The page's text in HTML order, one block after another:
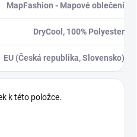
MapFashion - Mapové oblečení
DryCool, 100% Polyester
EU (Česká republika, Slovensko)
k této položce.